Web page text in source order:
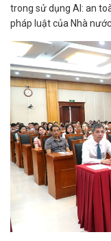
trong sử dụng AI: an
pháp luật của Nhà